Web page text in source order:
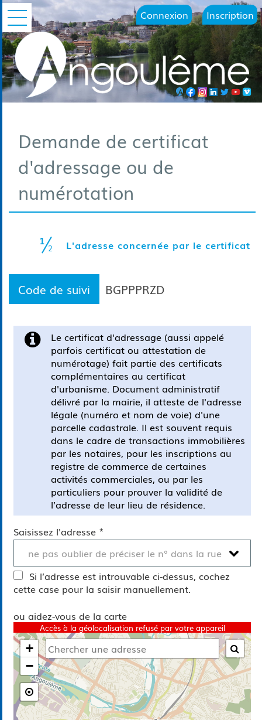
Connexion Inscription
Ouvrir le menu
Demande de certificat
d'adressage ou de
numérotation
Code de suivi BGPPPRZD
1
2 L'adresse concernée par le certificat
Le certificat d'adressage (aussi appelé
parfois certificat ou attestation de
numérotage) fait partie des certificats
complémentaires au certificat
d'urbanisme. Document administratif
délivré par la mairie, il atteste de l'adresse
légale (numéro et nom de voie) d'une
parcelle cadastrale. Il est souvent requis
dans le cadre de transactions immobilières
par les notaires, pour les inscriptions au
registre de commerce de certaines
activités commerciales, ou par les
particuliers pour prouver la validité de
l’adresse de leur lieu de résidence.
Saisissez l'adresse *
ne pas oublier de préciser le n° dans la rue
Si l’adresse est introuvable ci-dessus, cochez
cette case pour la saisir manuellement.
ou aidez-vous de la carte
Accès à la géolocalisation refusé par votre appareil
+
−

